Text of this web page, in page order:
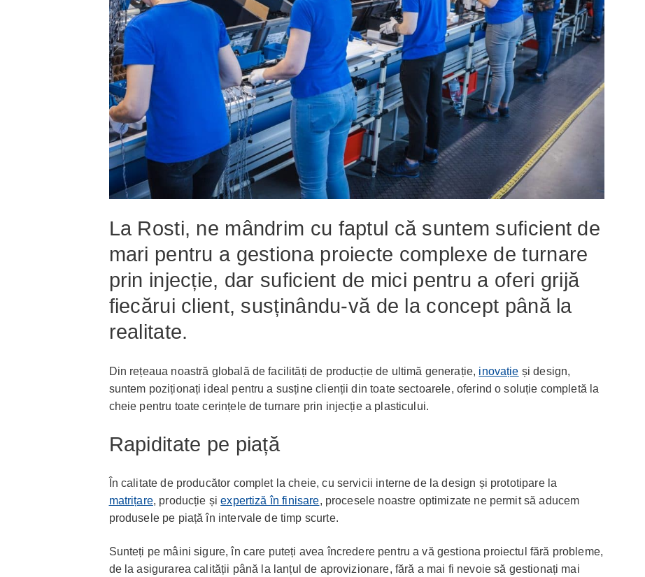
La Rosti, ne mândrim cu faptul că suntem suficient de
mari pentru a gestiona proiecte complexe de turnare
prin injecție, dar suficient de mici pentru a oferi grijă
fiecărui client, susținându-vă de la concept până la
realitate.
Din rețeaua noastră globală de facilități de producție de ultimă generație, inovație și design,
suntem poziționați ideal pentru a susține clienții din toate sectoarele, oferind o soluție completă la
cheie pentru toate cerințele de turnare prin injecție a plasticului.
Rapiditate pe piață
În calitate de producător complet la cheie, cu servicii interne de la design și prototipare la
matrițare, producție șiexpertiză în finisare, procesele noastre optimizate ne permit să aducem
produsele pe piață în intervale de timp scurte.
Sunteți pe mâini sigure, în care puteți avea încredere pentru a vă gestiona proiectul fără probleme,
de la asigurarea calității până la lanțul de aprovizionare, fără a mai fi nevoie să gestionați mai